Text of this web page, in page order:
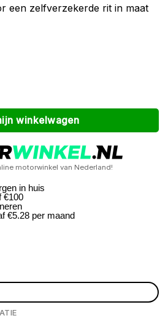
een zelfverzekerde rit in maat
S_36 aantal
winkelwagen
motorwinkel van Nederland!
in huis
€100
€5.28 per maand